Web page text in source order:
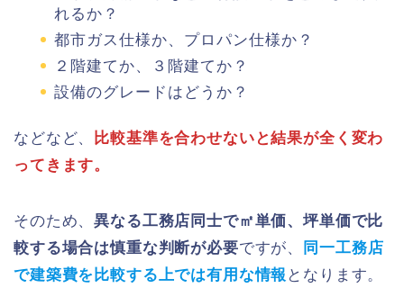
れるか？
都市ガス仕様か、プロパン仕様か？
２階建てか、３階建てか？
設備のグレードはどうか？
などなど、
比較基準を合わせないと結果が全く変わ
ってきます。
そのため、異なる工務店同士で㎡単価、坪単価で比
較する場合は慎重な判断が必要ですが、
同一工務店
で建築費を比較する上では有用な情報 となります。